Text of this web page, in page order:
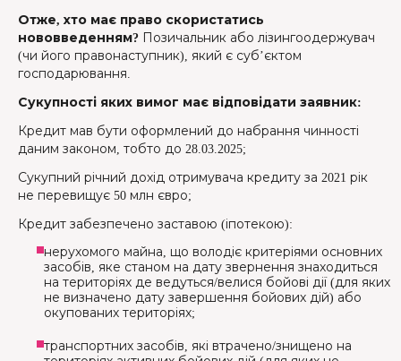
Отже, хто має право скористатись
нововведенням?
Позичальник або лізингоодержувач
(чи його правонаступник), який є суб’єктом
господарювання.
Сукупності яких вимог має відповідати заявник:
Кредит мав бути оформлений до набрання чинності
даним законом, тобто до 28.03.2025;
Сукупний річний дохід отримувача кредиту за 2021 рік
не перевищує 50 млн євро;
Кредит забезпечено заставою (іпотекою):
нерухомого майна, що володіє критеріями основних
засобів, яке станом на дату звернення знаходиться
на територіях де ведуться/велися бойові дії (для яких
не визначено дату завершення бойових дій) або
окупованих територіях;
транспортних засобів, які втрачено/знищено на